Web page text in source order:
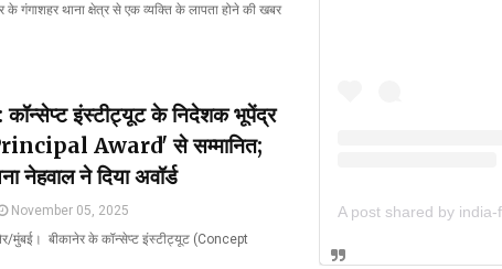
गंगाशहर थाना क्षेत्र से एक व्यक्ति के लापता होने की खबर
कॉन्सेप्ट इंस्टीट्यूट के निदेशक भूपेंद्र
Award' से सम्मानित;
नेहवाल ने दिया अवॉर्ड
November 05, 2025
मुंबई। बीकानेर के कॉन्सेप्ट इंस्टीट्यूट (Concept